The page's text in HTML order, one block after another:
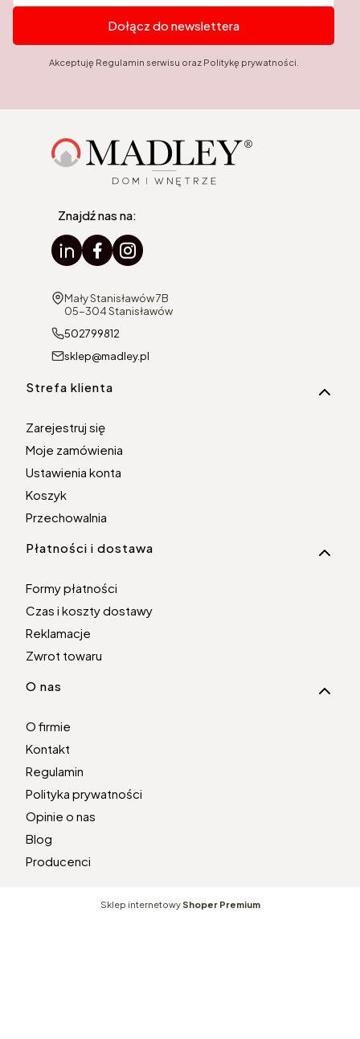
Dołącz do newslettera
Akceptuję Regulamin serwisu oraz Politykę prywatności.
Znajdź nas na:
Adres:
Mały Stanisławów 7B
05-304 Stanisławów
502799812
sklep@madley.pl
Linki w stopce
Strefa klienta
Zarejestruj się
Moje zamówienia
Ustawienia konta
Koszyk
Przechowalnia
Płatności i dostawa
Formy płatności
Czas i koszty dostawy
Reklamacje
Zwrot towaru
O nas
O firmie
Kontakt
Regulamin
Polityka prywatności
Opinie o nas
Blog
Producenci
Sklep internetowy Shoper Premium